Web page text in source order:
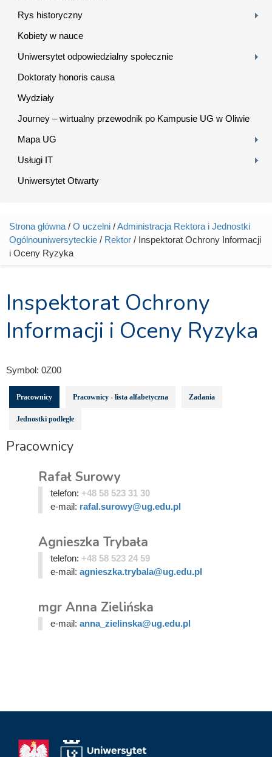
Rys historyczny
Kobiety w nauce
Uniwersytet odpowiedzialny społecznie
Doktoraty honoris causa
Wydziały
Journey – wirtualny przewodnik po Kampusie UG w Oliwie
Mapa UG
Usługi IT
Uniwersytet Otwarty
Jesteś tutaj
Strona główna / O uczelni /Administracja Rektora i Jednostki
Ogólnouniwersyteckie / Rektor / Inspektorat Ochrony Informacji
i Oceny Ryzyka
Inspektorat Ochrony
Informacji i Oceny Ryzyka
Symbol: 0Z00
Pracownicy Pracownicy - lista alfabetyczna Zadania
Jednostki podległe
Pracownicy
Rafał Surowy
telefon: +48 58 523 31 30
e-mail: rafal.surowy@ug.edu.pl
Agnieszka Trybała
telefon: +48 58 523 24 59
e-mail: agnieszka.trybala@ug.edu.pl
mgr Anna Zielińska
e-mail: anna_zielinska@ug.edu.pl